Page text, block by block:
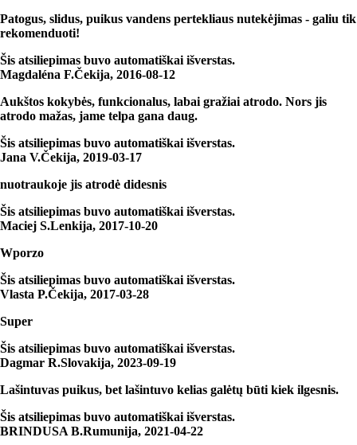
Patogus, slidus, puikus vandens pertekliaus nutekėjimas - galiu tik
rekomenduoti!
Šis atsiliepimas buvo automatiškai išverstas.
Magdaléna F.Čekija, 2016‑08‑12
Aukštos kokybės, funkcionalus, labai gražiai atrodo. Nors jis
atrodo mažas, jame telpa gana daug.
Šis atsiliepimas buvo automatiškai išverstas.
Jana V.Čekija, 2019‑03‑17
nuotraukoje jis atrodė didesnis
Šis atsiliepimas buvo automatiškai išverstas.
Maciej S.Lenkija, 2017‑10‑20
Wporzo
Šis atsiliepimas buvo automatiškai išverstas.
Vlasta P.Čekija, 2017‑03‑28
Super
Šis atsiliepimas buvo automatiškai išverstas.
Dagmar R.Slovakija, 2023‑09‑19
Lašintuvas puikus, bet lašintuvo kelias galėtų būti kiek ilgesnis.
Šis atsiliepimas buvo automatiškai išverstas.
BRINDUSA B.Rumunija, 2021‑04‑22